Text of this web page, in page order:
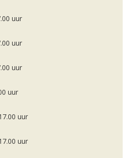
uur
uur
uur
uur
uur
uur